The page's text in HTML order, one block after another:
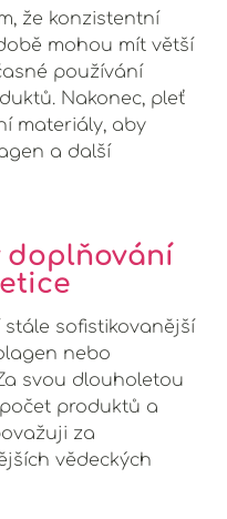
že konzistentní
mohou mít větší
používání
Nakonec, pleť
materiály, aby
a další
sofistikovanější
nebo
svou dlouholetou
produktů a
za
vědeckých